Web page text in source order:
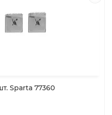
Sparta 77360